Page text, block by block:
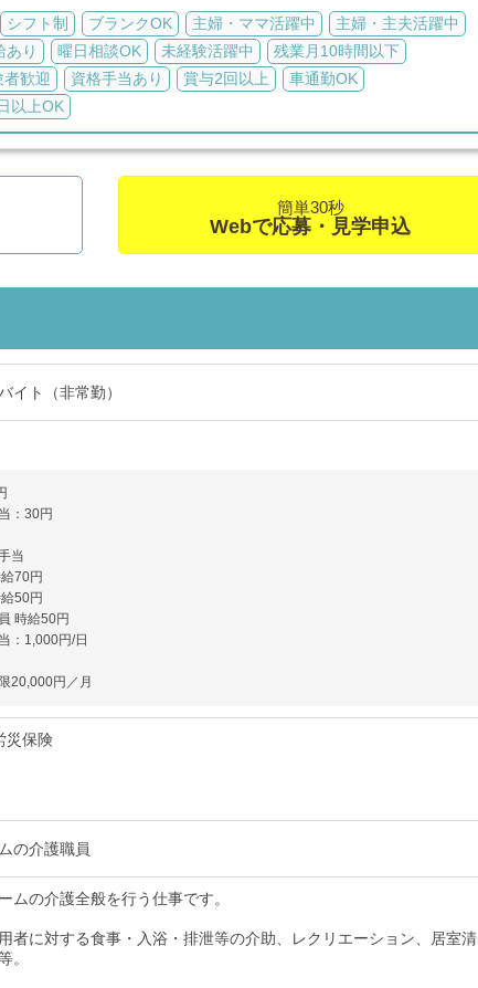
シフト制 ブランクOK 主婦・ママ活躍中
主婦・主夫活躍中
あり 曜日相談OK 未経験活躍中
残業月10時間以下
者歓迎 資格手当あり 賞与2回以上
車通勤OK
以上OK
簡単30秒
Webで応募・見学申込
イト（非常勤）
：30円
当
70円
50円
時給50円
：1,000円/日
20,000円／月
災保険
の介護職員
ムの介護全般を行う仕事です。
者に対する食事・入浴・排泄等の介助、レクリエーション、居室清
。